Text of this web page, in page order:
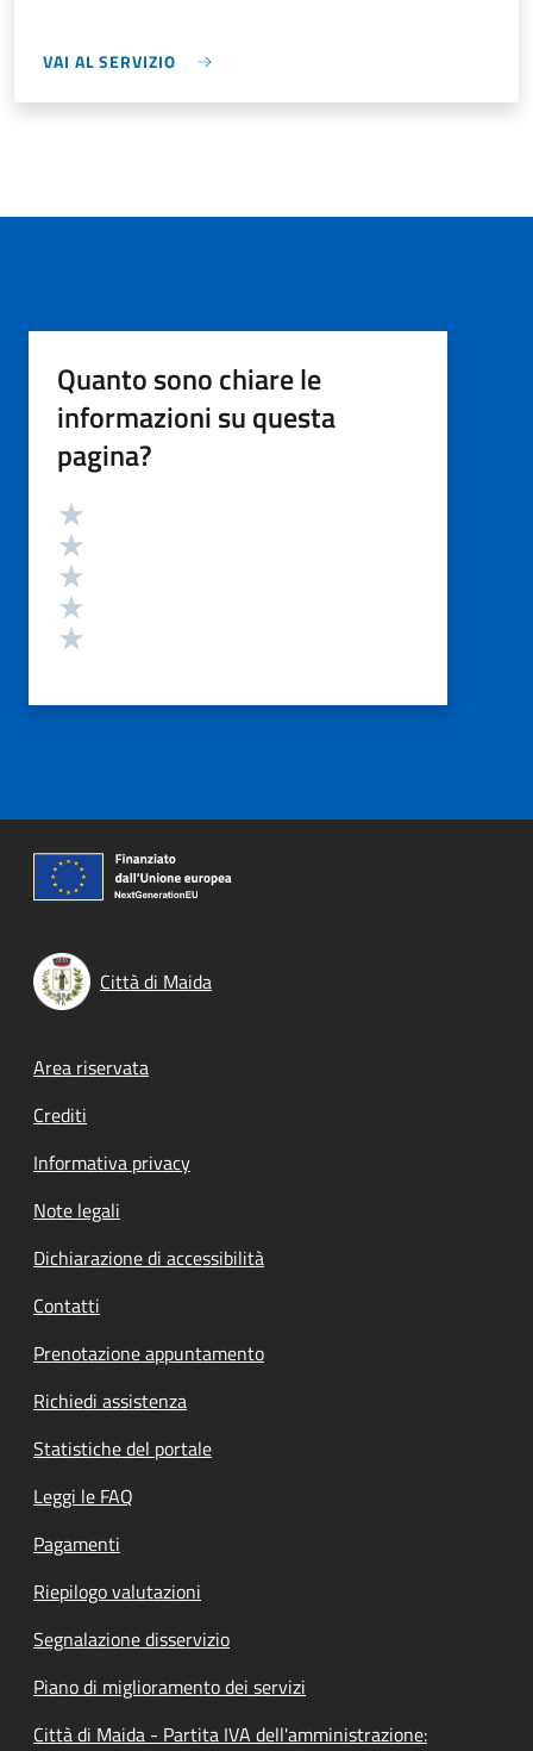
VAI AL SERVIZIO
Quanto sono chiare le
informazioni su questa
pagina?
Valutazione
Città di Maida
Footer menu
Area riservata
Crediti
Informativa privacy
Note legali
Dichiarazione di accessibilità
Contatti
Prenotazione appuntamento
Richiedi assistenza
Statistiche del portale
Leggi le FAQ
Pagamenti
Riepilogo valutazioni
Segnalazione disservizio
Piano di miglioramento dei servizi
Città di Maida - Partita IVA dell'amministrazione: